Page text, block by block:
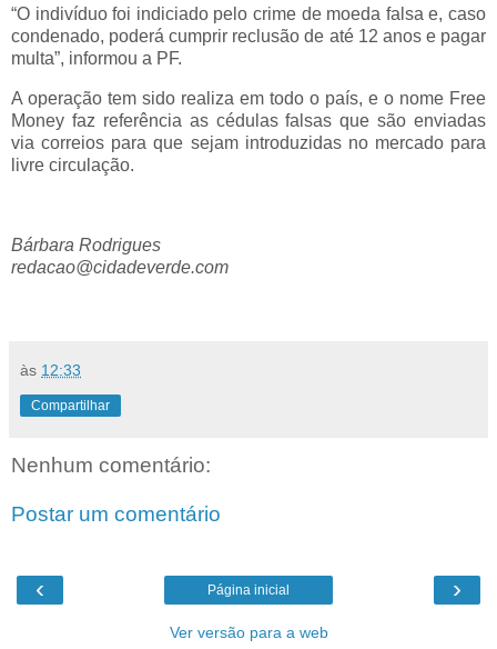
“O indivíduo foi indiciado pelo crime de moeda falsa e, caso
condenado, poderá cumprir reclusão de até 12 anos e pagar
multa”, informou a PF.
A operação tem sido realiza em todo o país, e o nome Free
Money faz referência as cédulas falsas que são enviadas
via correios para que sejam introduzidas no mercado para
livre circulação.
Bárbara Rodrigues
redacao@cidadeverde.com
às 12:33
Compartilhar
Nenhum comentário:
Postar um comentário
‹ ›
Página inicial
Ver versão para a web